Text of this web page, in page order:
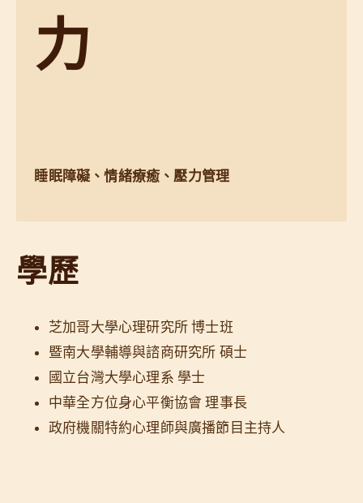
力
睡眠障礙、情緒療癒、壓力管理
學歷
芝加哥大學心理研究所 博士班
暨南大學輔導與諮商研究所 碩士
國立台灣大學心理系 學士
中華全方位身心平衡協會 理事長
政府機關特約心理師與廣播節目主持人